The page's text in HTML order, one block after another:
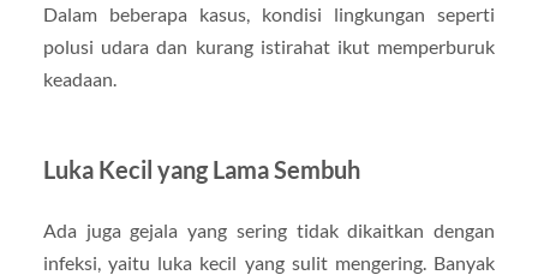
Dalam beberapa kasus, kondisi lingkungan seperti
polusi udara dan kurang istirahat ikut memperburuk
keadaan.
Luka Kecil yang Lama Sembuh
Ada juga gejala yang sering tidak dikaitkan dengan
infeksi, yaitu luka kecil yang sulit mengering. Banyak